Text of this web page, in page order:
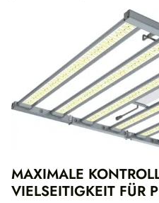
MAXIMALE
VIELSEITIGKEIT FÜR